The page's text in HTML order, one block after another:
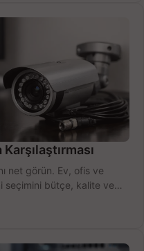
net görün. Ev, ofis ve
seçimini bütçe, kalite ve